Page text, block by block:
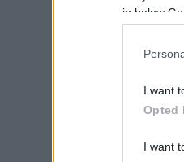
in below
I want
Opted
I want